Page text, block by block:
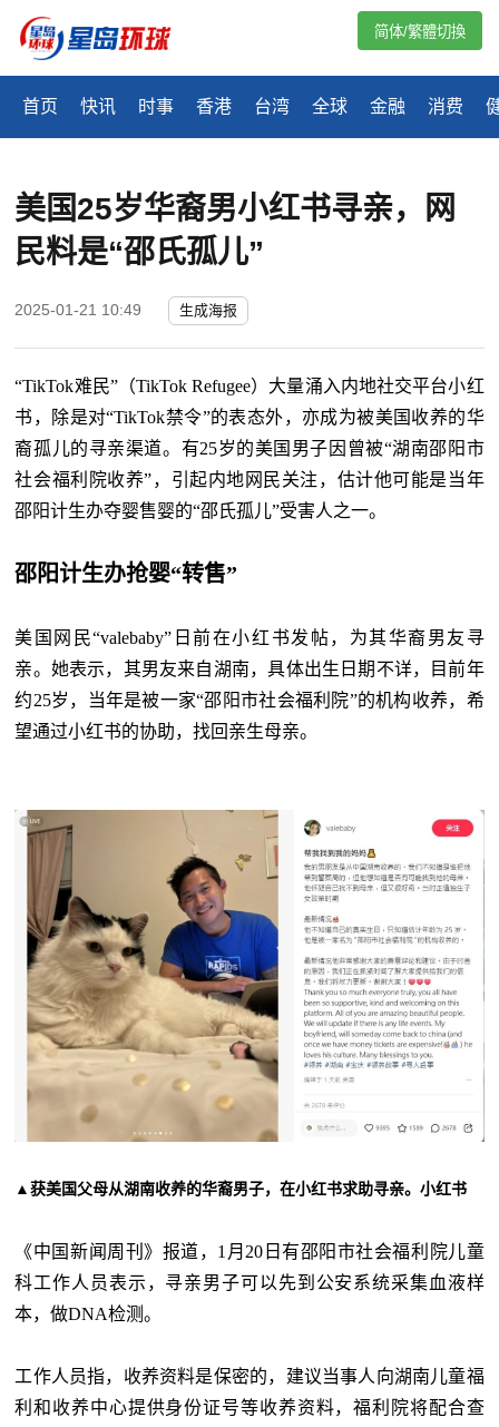
首页 快讯 时事 香港 台湾 全球 金融 消费
简体/繁體切換
美国25岁华裔男小红书寻亲，网
民料是“邵氏孤儿”
2025-01-21 10:49 生成海报
“TikTok难民”（TikTok Refugee）大量涌入内地社交平台小红
书，除是对“TikTok禁令”的表态外，亦成为被美国收养的华
裔孤儿的寻亲渠道。有25岁的美国男子因曾被“湖南邵阳市
社会福利院收养”，引起内地网民关注，估计他可能是当年
邵阳计生办夺婴售婴的“邵氏孤儿”受害人之一。
邵阳计生办抢婴“转售”
美国网民“valebaby”日前在小红书发帖，为其华裔男友寻
亲。她表示，其男友来自湖南，具体出生日期不详，目前年
约25岁，当年是被一家“邵阳市社会福利院”的机构收养，希
望通过小红书的协助，找回亲生母亲。
▲获美国父母从湖南收养的华裔男子，在小红书求助寻亲。小红书
《中国新闻周刊》报道， 1月20日有邵阳市社会福利院儿童
科工作人员表示，寻亲男子可以先到公安系统采集血液样
本，做DNA检测。
工作人员指，收养资料是保密的，建议当事人向湖南儿童福
利和收养中心提供身份证号等收养资料，福利院将配合查